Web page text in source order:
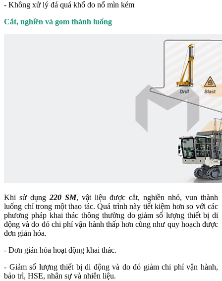
- Không xử lý đá quá khổ do nổ mìn kém
Cắt, nghiền và gom thành luống
Khi sử dụng 220 SM, vật liệu được cắt, nghiền nhỏ, vun thành
luống chỉ trong một thao tác. Quá trình này tiết kiệm hơn so với các
phương pháp khai thác thông thường do giảm số lượng thiết bị di
động và do đó chi phí vận hành thấp hơn cũng như quy hoạch được
đơn giản hóa.
- Đơn giản hóa hoạt động khai thác.
- Giảm số lượng thiết bị di động và do đó giảm chi phí vận hành,
bảo trì, HSE, nhân sự và nhiên liệu.